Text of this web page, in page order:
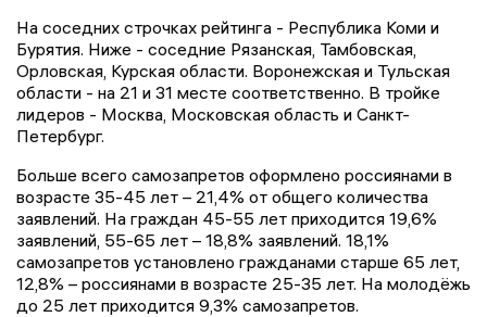
На соседних строчках рейтинга - Республика Коми и
Бурятия. Ниже - соседние Рязанская, Тамбовская,
Орловская, Курская области. Воронежская и Тульская
области - на 21 и 31 месте соответственно. В тройке
лидеров - Москва, Московская область и Санкт-
Петербург.
Больше всего самозапретов оформлено россиянами в
возрасте 35-45 лет – 21,4% от общего количества
заявлений. На граждан 45-55 лет приходится 19,6%
заявлений, 55-65 лет – 18,8% заявлений. 18,1%
самозапретов установлено гражданами старше 65 лет,
12,8% – россиянами в возрасте 25-35 лет. На молодёжь
до 25 лет приходится 9,3% самозапретов.